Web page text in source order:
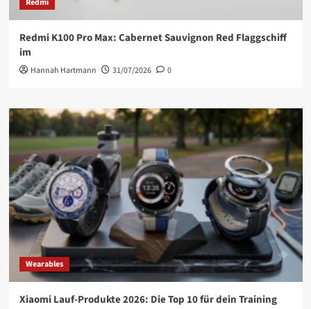
Redmi K100 Pro Max: Cabernet Sauvignon Red Flaggschiff
im
Hannah Hartmann 31/07/2026 0
Wearables
Xiaomi Lauf-Produkte 2026: Die Top 10 für dein Training